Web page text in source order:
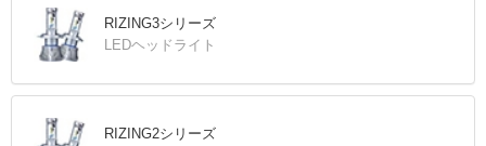
RIZING3シリーズ
LEDヘッドライト
RIZING2シリーズ